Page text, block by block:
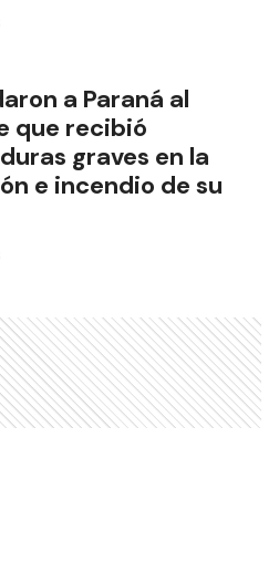
a Paraná al
que recibió
graves en la
e incendio de su